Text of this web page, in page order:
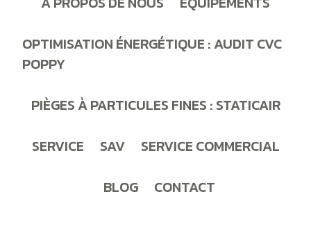
OPTIMISATION ÉNERGÉTIQUE : AUDIT CVC
POPPY
PIÈGES À PARTICULES FINES : STATICAIR
SERVICE
SAV
SERVICE COMMERCIAL
BLOG
CONTACT